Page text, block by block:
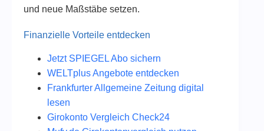
und neue Maßstäbe setzen.
Finanzielle Vorteile entdecken
Jetzt SPIEGEL Abo sichern
WELTplus Angebote entdecken
Frankfurter Allgemeine Zeitung digital
lesen
Girokonto Vergleich Check24